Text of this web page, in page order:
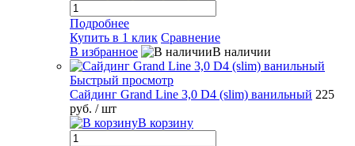
Подробнее
Купить в 1 клик Сравнение
В избранное
В наличии
Быстрый просмотр
Сайдинг Grand Line 3,0 D4 (slim) ванильный 225
руб. / шт
В корзину